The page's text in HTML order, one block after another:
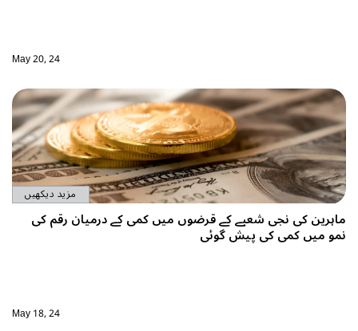
May 20, 24
مزید دیکھیں
ماہرین کی نجی شعبے کے قرضوں میں کمی کے درمیان رقم کی
نمو میں کمی کی پیش گوئی
May 18, 24